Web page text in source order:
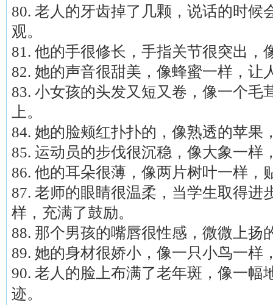
80. 老人的牙齿掉了几颗，说话的时候
观。
81. 他的手很修长，手指关节很突出
82. 她的声音很甜美，像蜂蜜一样，让
83. 小女孩的头发又短又卷，像一个毛
上。
84. 她的脸颊红扑扑的，像熟透的苹
85. 运动员的步伐很沉稳，像大象一样
86. 他的耳朵很薄，像两片树叶一样，
87. 老师的眼睛很温柔，当学生取得进
样，充满了鼓励。
88. 那个男孩的嘴唇很性感，微微上扬
89. 她的身材很娇小，像一只小鸟一样
90. 老人的脸上布满了老年斑，像一幅
迹。